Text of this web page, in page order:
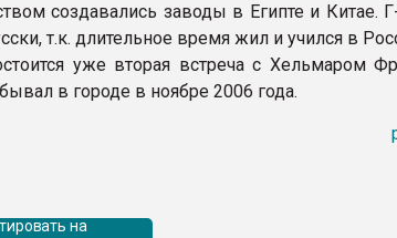
создавались заводы в Египте и Китае.
т.к. длительное время жил и учился в
уже вторая встреча с Хельмаром
в городе в ноябре 2006 года.
на